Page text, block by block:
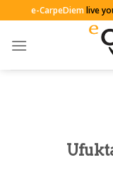
to
content
e-CarpeDiemlive